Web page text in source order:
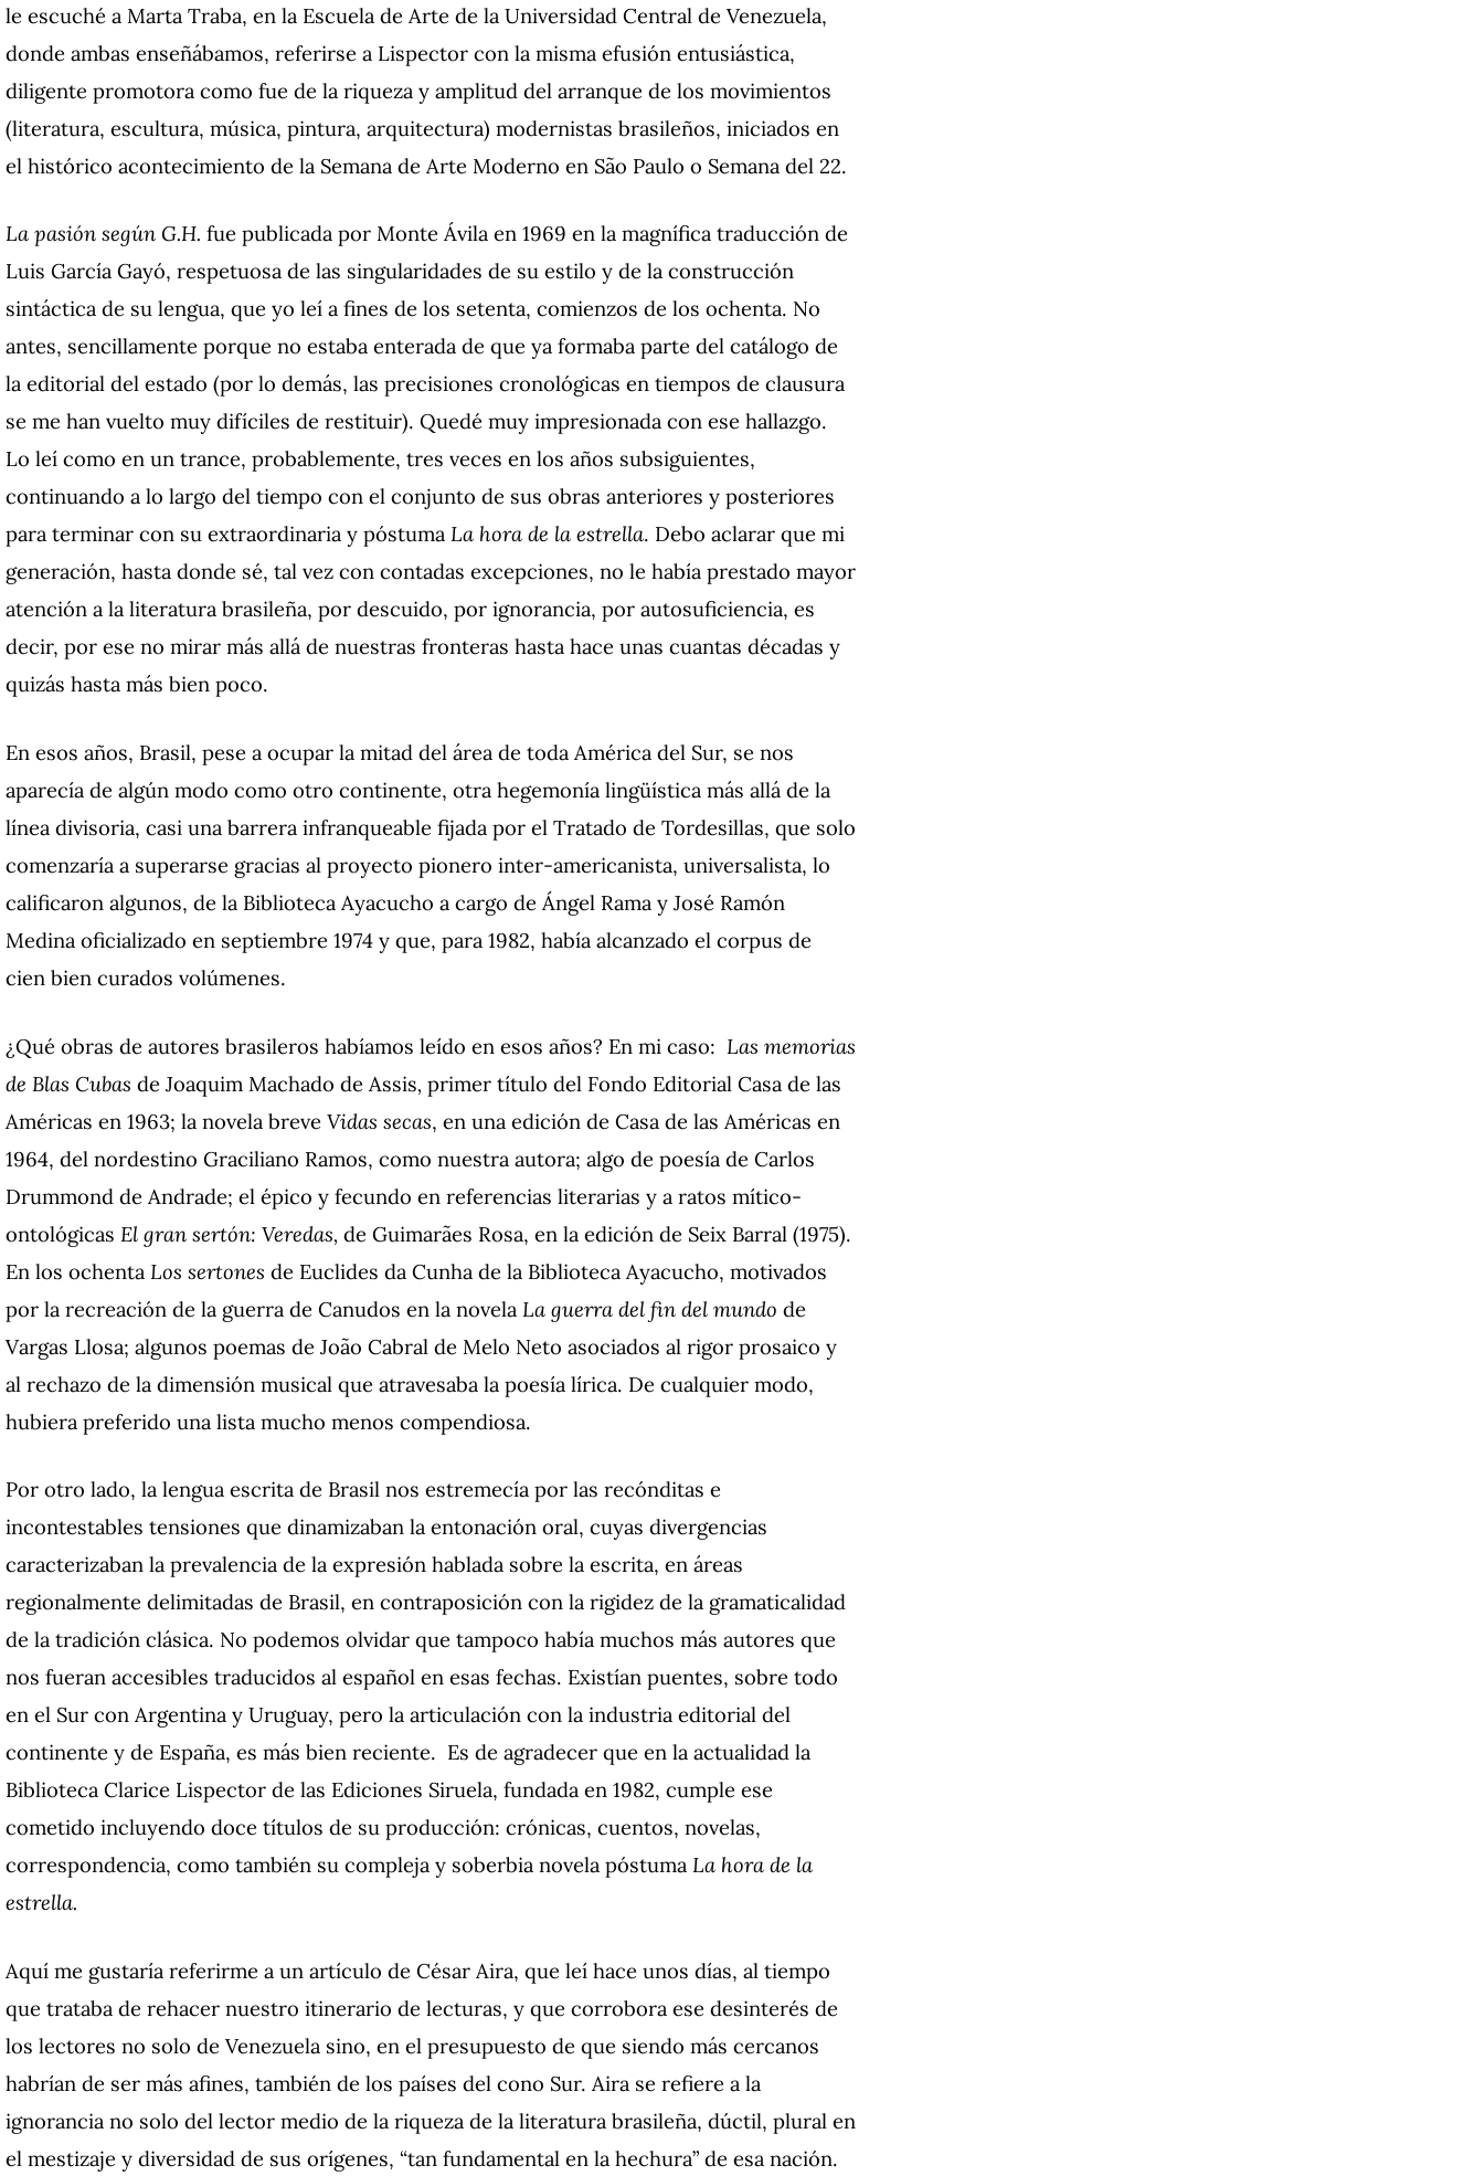
le escuché a Marta Traba, en la Escuela de Arte de la Universidad Central de Venezuela,
donde ambas enseñábamos, referirse a Lispector con la misma efusión entusiástica,
diligente promotora como fue de la riqueza y amplitud del arranque de los movimientos
(literatura, escultura, música, pintura, arquitectura) modernistas brasileños, iniciados en
el histórico acontecimiento de la Semana de Arte Moderno en São Paulo o Semana del 22.
La pasión según G.H. fue publicada por Monte Ávila en 1969 en la magnífica traducción de
Luis García Gayó, respetuosa de las singularidades de su estilo y de la construcción
sintáctica de su lengua, que yo leí a fines de los setenta, comienzos de los ochenta. No
antes, sencillamente porque no estaba enterada de que ya formaba parte del catálogo de
la editorial del estado (por lo demás, las precisiones cronológicas en tiempos de clausura
se me han vuelto muy difíciles de restituir). Quedé muy impresionada con ese hallazgo.
Lo leí como en un trance, probablemente, tres veces en los años subsiguientes,
continuando a lo largo del tiempo con el conjunto de sus obras anteriores y posteriores
para terminar con su extraordinaria y póstuma La hora de la estrella. Debo aclarar que mi
generación, hasta donde sé, tal vez con contadas excepciones, no le había prestado mayor
atención a la literatura brasileña, por descuido, por ignorancia, por autosuficiencia, es
decir, por ese no mirar más allá de nuestras fronteras hasta hace unas cuantas décadas y
quizás hasta más bien poco.
En esos años, Brasil, pese a ocupar la mitad del área de toda América del Sur, se nos
aparecía de algún modo como otro continente, otra hegemonía lingüística más allá de la
línea divisoria, casi una barrera infranqueable fijada por el Tratado de Tordesillas, que solo
comenzaría a superarse gracias al proyecto pionero inter-americanista, universalista, lo
calificaron algunos, de la Biblioteca Ayacucho a cargo de Ángel Rama y José Ramón
Medina oficializado en septiembre 1974 y que, para 1982, había alcanzado el corpus de
cien bien curados volúmenes.
¿Qué obras de autores brasileros habíamos leído en esos años? En mi caso: Las memorias
de Blas Cubas de Joaquim Machado de Assis, primer título del Fondo Editorial Casa de las
Américas en 1963; la novela breve Vidas secas, en una edición de Casa de las Américas en
1964, del nordestino Graciliano Ramos, como nuestra autora; algo de poesía de Carlos
Drummond de Andrade; el épico y fecundo en referencias literarias y a ratos mítico-
ontológicas El gran sertón: Veredas, de Guimarães Rosa, en la edición de Seix Barral (1975).
En los ochenta Los sertones de Euclides da Cunha de la Biblioteca Ayacucho, motivados
por la recreación de la guerra de Canudos en la novela La guerra del fin del mundo de
Vargas Llosa; algunos poemas de João Cabral de Melo Neto asociados al rigor prosaico y
al rechazo de la dimensión musical que atravesaba la poesía lírica. De cualquier modo,
hubiera preferido una lista mucho menos compendiosa.
Por otro lado, la lengua escrita de Brasil nos estremecía por las recónditas e
incontestables tensiones que dinamizaban la entonación oral, cuyas divergencias
caracterizaban la prevalencia de la expresión hablada sobre la escrita, en áreas
regionalmente delimitadas de Brasil, en contraposición con la rigidez de la gramaticalidad
de la tradición clásica. No podemos olvidar que tampoco había muchos más autores que
nos fueran accesibles traducidos al español en esas fechas. Existían puentes, sobre todo
en el Sur con Argentina y Uruguay, pero la articulación con la industria editorial del
continente y de España, es más bien reciente. Es de agradecer que en la actualidad la
Biblioteca Clarice Lispector de las Ediciones Siruela, fundada en 1982, cumple ese
cometido incluyendo doce títulos de su producción: crónicas, cuentos, novelas,
correspondencia, como también su compleja y soberbia novela póstuma La hora de la
estrella.
Aquí me gustaría referirme a un artículo de César Aira, que leí hace unos días, al tiempo
que trataba de rehacer nuestro itinerario de lecturas, y que corrobora ese desinterés de
los lectores no solo de Venezuela sino, en el presupuesto de que siendo más cercanos
habrían de ser más afines, también de los países del cono Sur. Aira se refiere a la
ignorancia no solo del lector medio de la riqueza de la literatura brasileña, dúctil, plural en
el mestizaje y diversidad de sus orígenes, “tan fundamental en la hechura” de esa nación.